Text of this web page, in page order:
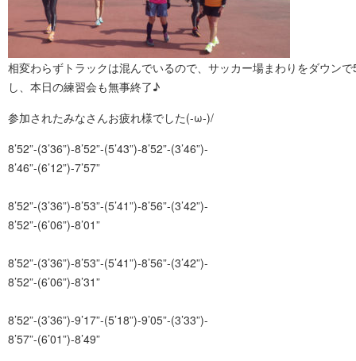
相変わらずトラックは混んでいるので、サッカー場まわりをダウンで
し、本日の練習会も無事終了♪
参加されたみなさんお疲れ様でした(-ω-)/
8’52”-(3’36”)-8’52”-(5’43”)-8’52”-(3’46”)-
8’46”-(6’12”)-7’57”
8’52”-(3’36”)-8’53”-(5’41”)-8’56”-(3’42”)-
8’52”-(6’06”)-8’01”
8’52”-(3’36”)-8’53”-(5’41”)-8’56”-(3’42”)-
8’52”-(6’06”)-8’31”
8’52”-(3’36”)-9’17”-(5’18”)-9’05”-(3’33”)-
8’57”-(6’01”)-8’49”